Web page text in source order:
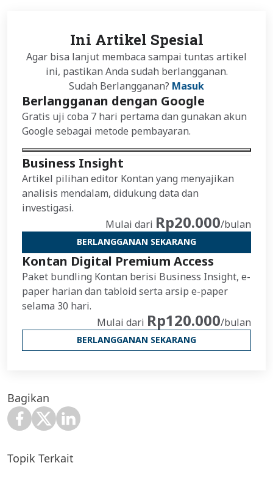
Ini Artikel Spesial
Agar bisa lanjut membaca sampai tuntas artikel
ini, pastikan Anda sudah berlangganan.
Sudah Berlangganan? Masuk
Berlangganan dengan Google
Gratis uji coba 7 hari pertama dan gunakan akun
Google sebagai metode pembayaran.
Business Insight
Artikel pilihan editor Kontan yang menyajikan
analisis mendalam, didukung data dan
investigasi.
Mulai dari Rp20.000/bulan
BERLANGGANAN SEKARANG
Kontan Digital Premium Access
Paket bundling Kontan berisi Business Insight, e-
paper harian dan tabloid serta arsip e-paper
selama 30 hari.
Mulai dari Rp120.000/bulan
BERLANGGANAN SEKARANG
Bagikan
Topik Terkait